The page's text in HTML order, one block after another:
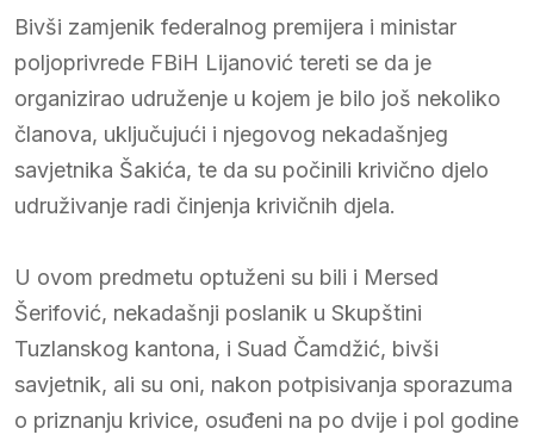
Bivši zamjenik federalnog premijera i ministar
poljoprivrede FBiH Lijanović tereti se da je
organizirao udruženje u kojem je bilo još nekoliko
članova, uključujući i njegovog nekadašnjeg
savjetnika Šakića, te da su počinili krivično djelo
udruživanje radi činjenja krivičnih djela.
U ovom predmetu optuženi su bili i Mersed
Šerifović, nekadašnji poslanik u Skupštini
Tuzlanskog kantona, i Suad Čamdžić, bivši
savjetnik, ali su oni, nakon potpisivanja sporazuma
o priznanju krivice, osuđeni na po dvije i pol godine